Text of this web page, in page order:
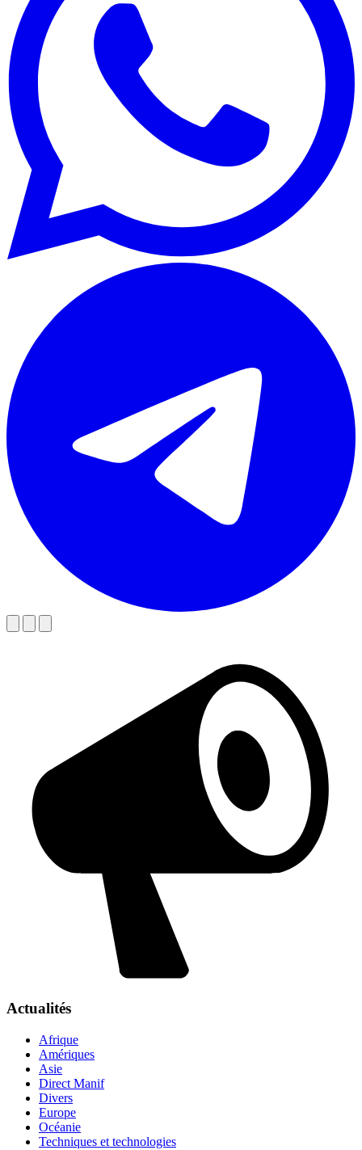
Actualités
Afrique
Amériques
Asie
Direct Manif
Divers
Europe
Océanie
Techniques et technologies